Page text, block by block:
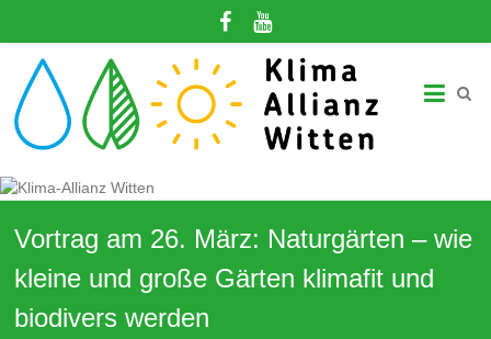
springen
Klima-
Allianz
Witten
Gemeinsam
eine
klimagerechte
Zukunft!
Vortrag am 26. März: Naturgärten – wie
kleine und große Gärten klimafit und
biodivers werden